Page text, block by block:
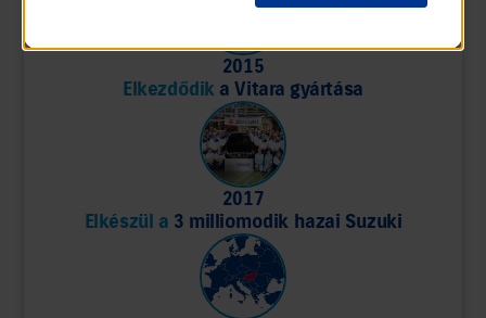
2015
Elkezdődika Vitara gyártása
2017
Elkészül a 3 milliomodik hazai Suzuki